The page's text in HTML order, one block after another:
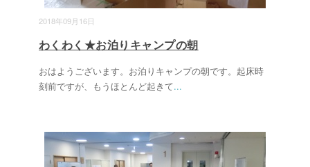
2018年09月16日
わくわく★お泊りキャンプの朝
おはようございます。お泊りキャンプの朝です。起床時
刻前ですが、もうほとんど起きて...